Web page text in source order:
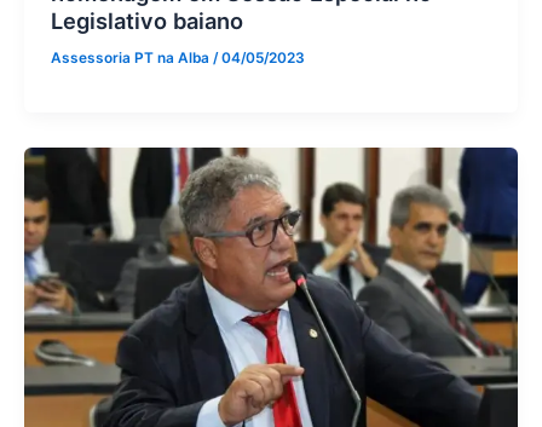
Legislativo baiano
Assessoria PT na Alba /04/05/2023